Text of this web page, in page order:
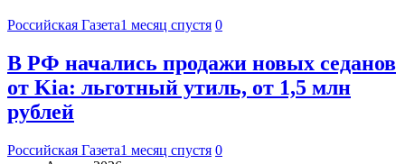
Российская Газета1 месяц спустя 0
В РФ начались продажи новых седанов
от Kia: льготный утиль, от 1,5 млн
рублей
Российская Газета1 месяц спустя 0